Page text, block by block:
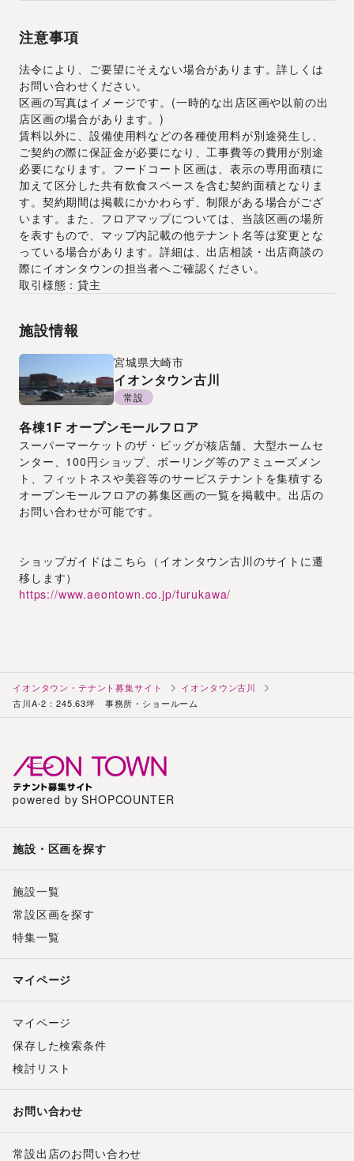
注意事項
法令により、ご要望にそえない場合があります。詳しくは
お問い合わせください。
区画の写真はイメージです。(一時的な出店区画や以前の出
店区画の場合があります。)
賃料以外に、設備使用料などの各種使用料が別途発生し、
ご契約の際に保証金が必要になり、工事費等の費用が別途
必要になります。フードコート区画は、表示の専用面積に
加えて区分した共有飲食スペースを含む契約面積となりま
す。契約期間は掲載にかかわらず、制限がある場合がござ
います。また、フロアマップについては、当該区画の場所
を表すもので、マップ内記載の他テナント名等は変更とな
っている場合があります。詳細は、出店相談・出店商談の
際にイオンタウンの担当者へご確認ください。
取引様態：貸主
施設情報
宮城県大崎市
イオンタウン古川
常設
各棟1F オープンモールフロア
スーパーマーケットのザ・ビッグが核店舗、大型ホームセ
ンター、100円ショップ、ボーリング等のアミューズメン
ト、フィットネスや美容等のサービステナントを集積する
オープンモールフロアの募集区画の一覧を掲載中。出店の
お問い合わせが可能です。
ショップガイドはこちら（イオンタウン古川のサイトに遷
移します）
https://www.aeontown.co.jp/furukawa/
イオンタウン・テナント募集サイト
イオンタウン古川
古川A-2：245.63坪 事務所・ショールーム
powered by SHOPCOUNTER
施設・区画を探す
施設一覧
常設区画を探す
特集一覧
マイページ
マイページ
保存した検索条件
検討リスト
お問い合わせ
常設出店のお問い合わせ